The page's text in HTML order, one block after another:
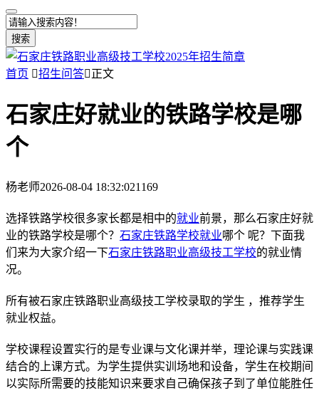
搜索
首页 招生问答正文
石家庄好就业的铁路学校是哪
个
杨老师2026-08-04 18:32:021169
选择铁路学校很多家长都是相中的就业前景，那么石家庄好就
业的铁路学校是哪个？ 石家庄铁路学校就业哪个 呢？下面我
们来为大家介绍一下石家庄铁路职业高级技工学校的就业情
况。
所有被石家庄铁路职业高级技工学校录取的学生 ，推荐学生
就业权益。
学校课程设置实行的是专业课与文化课并举，理论课与实践课
结合的上课方式。为学生提供实训场地和设备，学生在校期间
以实际所需要的技能知识来要求自己确保孩子到了单位能胜任